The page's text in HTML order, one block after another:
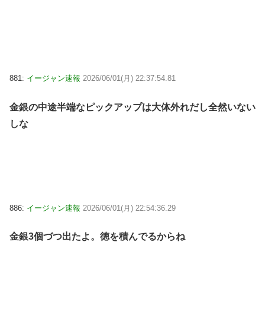
881: イージャン速報 2026/06/01(月) 22:37:54.81
金銀の中途半端なピックアップは大体外れだし全然いない
しな
886: イージャン速報 2026/06/01(月) 22:54:36.29
金銀3個づつ出たよ。徳を積んでるからね